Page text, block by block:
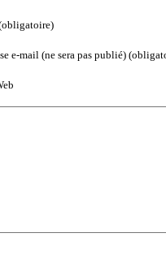
e-mail (ne sera pas publié)